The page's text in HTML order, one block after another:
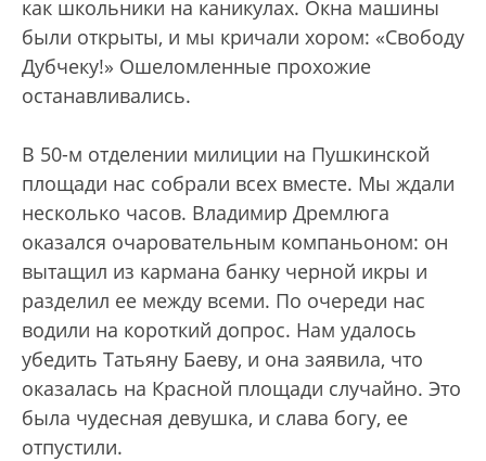
как школьники на каникулах. Окна машины
были открыты, и мы кричали хором: «Свободу
Дубчеку!» Ошеломленные прохожие
останавливались.
В 50-м отделении милиции на Пушкинской
площади нас собрали всех вместе. Мы ждали
несколько часов. Владимир Дремлюга
оказался очаровательным компаньоном: он
вытащил из кармана банку черной икры и
разделил ее между всеми. По очереди нас
водили на короткий допрос. Нам удалось
убедить Татьяну Баеву, и она заявила, что
оказалась на Красной площади случайно. Это
была чудесная девушка, и слава богу, ее
отпустили.